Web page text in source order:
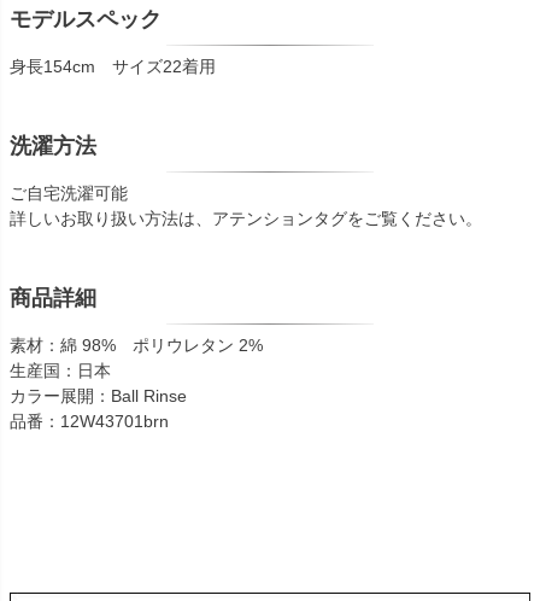
モデルスペック
身長154cm サイズ22着用
洗濯方法
ご自宅洗濯可能
詳しいお取り扱い方法は、アテンションタグをご覧ください。
商品詳細
素材：綿 98% ポリウレタン 2%
生産国：日本
カラー展開：Ball Rinse
品番：12W43701brn